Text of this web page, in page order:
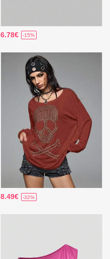
6.78€ -15%
8.49€ -32%